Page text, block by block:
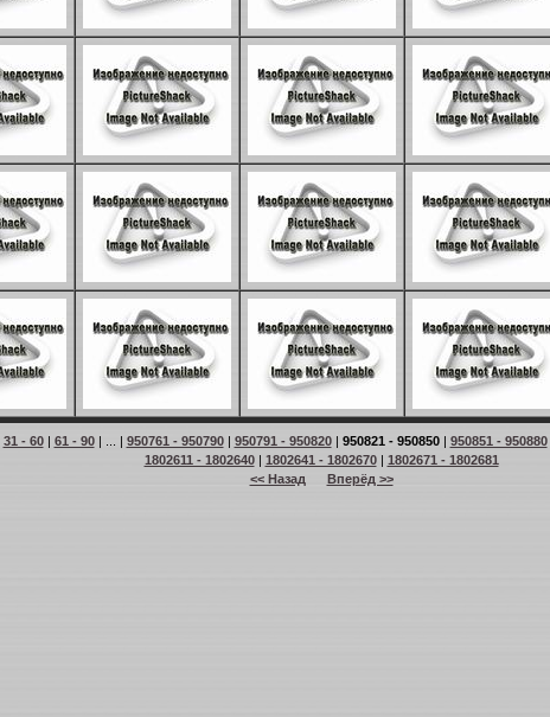
31 - 60| 61 - 90| ... | 950761 - 950790| 950791 - 950820| 950821 - 950850| 950851 - 950880
1802611 - 1802640| 1802641 - 1802670| 1802671 - 1802681
<< Назад
Вперёд >>